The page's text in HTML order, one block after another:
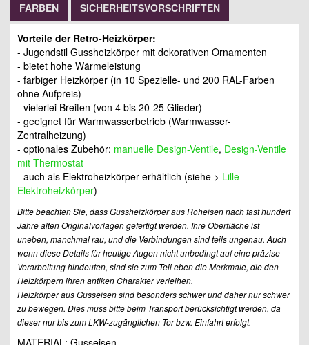
FARBEN
SICHERHEITSVORSCHRIFTEN
Vorteile der Retro-Heizkörper:
- Jugendstil Gussheizkörper mit dekorativen Ornamenten
- bietet hohe Wärmeleistung
- farbiger Heizkörper (in 10 Spezielle- und 200 RAL-Farben
ohne Aufpreis)
- vielerlei Breiten (von 4 bis 20-25 Glieder)
- geeignet für Warmwasserbetrieb (Warmwasser-
Zentralheizung)
- optionales Zubehör: manuelle Design-Ventile, Design-Ventile
mit Thermostat
- auch als Elektroheizkörper erhältlich (siehe > Lille
Elektroheizkörper)
Bitte beachten Sie, dass Gussheizkörper aus Roheisen nach fast hundert
Jahre alten Originalvorlagen gefertigt werden. Ihre Oberfläche ist
uneben, manchmal rau, und die Verbindungen sind teils ungenau. Auch
wenn diese Details für heutige Augen nicht unbedingt auf eine präzise
Verarbeitung hindeuten, sind sie zum Teil eben die Merkmale, die den
Heizkörpern ihren antiken Charakter verleihen.
Heizkörper aus Gusseisen sind besonders schwer und daher nur schwer
zu bewegen. Dies muss bitte beim Transport berücksichtigt werden, da
dieser nur bis zum LKW-zugänglichen Tor bzw. Einfahrt erfolgt.